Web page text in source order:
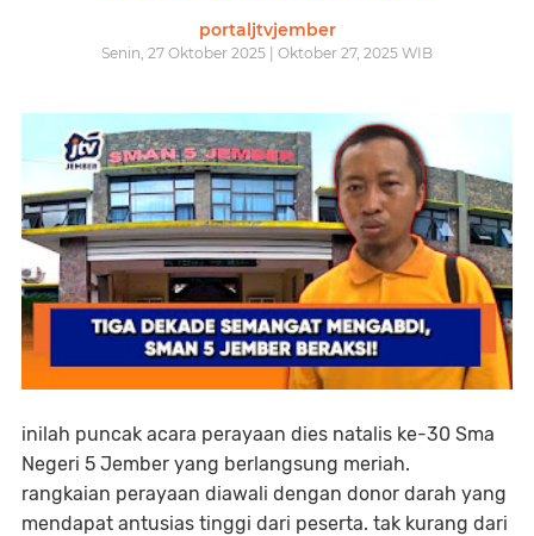
portaljtvjember
Senin, 27 Oktober 2025 | Oktober 27, 2025 WIB
inilah puncak acara perayaan dies natalis ke-30 Sma
Negeri 5 Jember yang berlangsung meriah.
rangkaian perayaan diawali dengan donor darah yang
mendapat antusias tinggi dari peserta. tak kurang dari